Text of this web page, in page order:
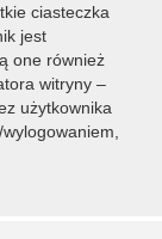
ciasteczka
jest
one również
witryny –
użytkownika